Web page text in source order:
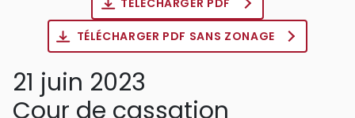
TÉLÉCHARGER PDF SANS ZONAGE
21 juin 2023
Cour de cassation